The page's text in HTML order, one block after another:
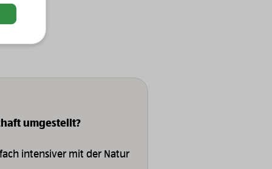
umgestellt?
intensiver mit der Natur